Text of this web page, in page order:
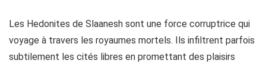
Les Hedonites de Slaanesh sont une force corruptrice qui
voyage à travers les royaumes mortels. Ils infiltrent parfois
subtilement les cités libres en promettant des plaisirs